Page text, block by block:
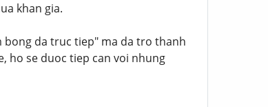
khan gia.
bong da truc tiep" ma da tro thanh
ho se duoc tiep can voi nhung